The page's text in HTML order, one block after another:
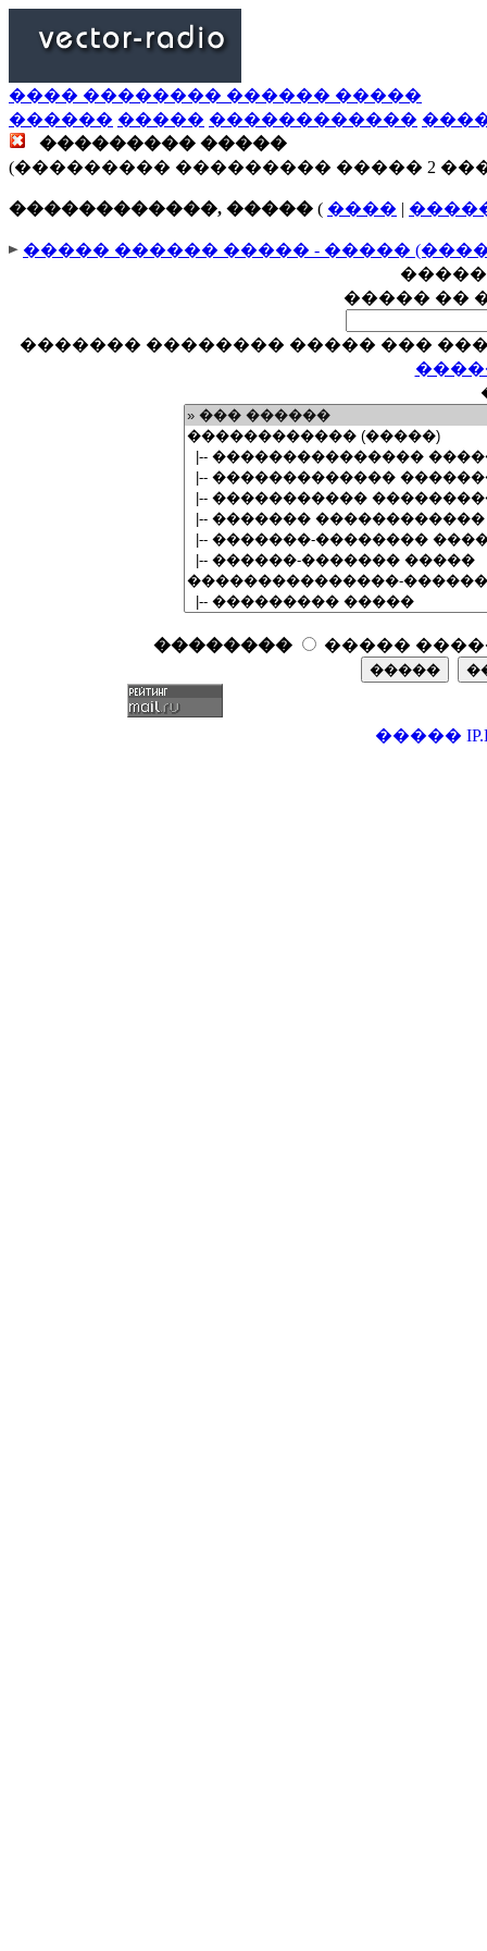
���� �������� ������ �����
������ ����� ������������
��������� �����
(��������� ��������� ����� 2
������������, ����� ( ���� |
����� ������ ����� - �����
����� ��
������� �������� ����� ���
�������� �����
�����